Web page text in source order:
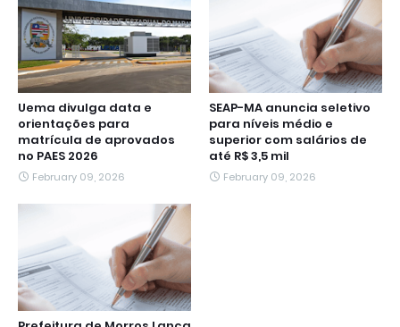
Uema divulga data e
orientações para
matrícula de aprovados
no PAES 2026
February 09, 2026
SEAP-MA anuncia seletivo
para níveis médio e
superior com salários de
até R$ 3,5 mil
February 09, 2026